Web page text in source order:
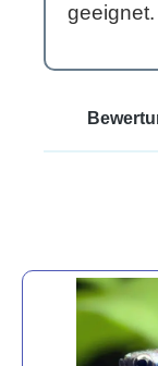
geeignet.